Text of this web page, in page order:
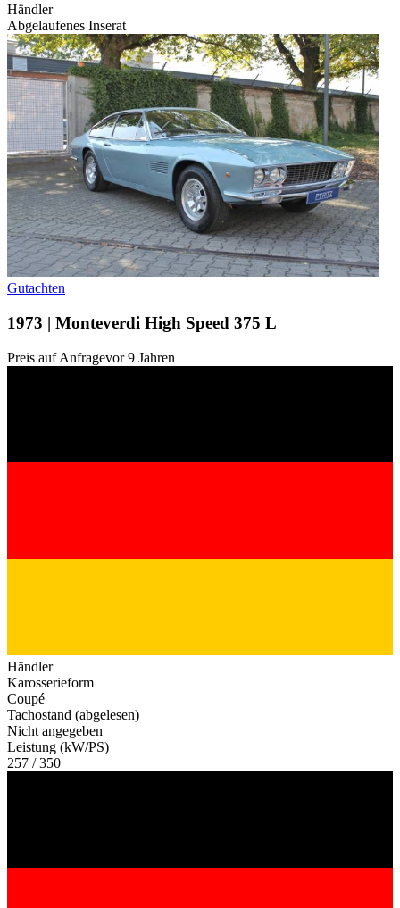
Händler
Abgelaufenes Inserat
Gutachten
1973 | Monteverdi High Speed 375 L
Preis auf Anfragevor 9 Jahren
Händler
Karosserieform
Coupé
Tachostand (abgelesen)
Nicht angegeben
Leistung (kW/PS)
257 / 350